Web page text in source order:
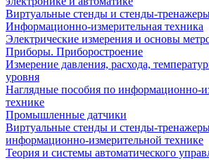
Виртуальные стенды и стенды-
Информационно-измерительная техника
Электрические измерения и основы
Приборы. Приборостроение
Измерение давления, расхода,
уровня
Наглядные пособия по информационно-
технике
Промышленные датчики
Виртуальные стенды и стенды-
информационно-измерительной технике
Теория и системы автоматического